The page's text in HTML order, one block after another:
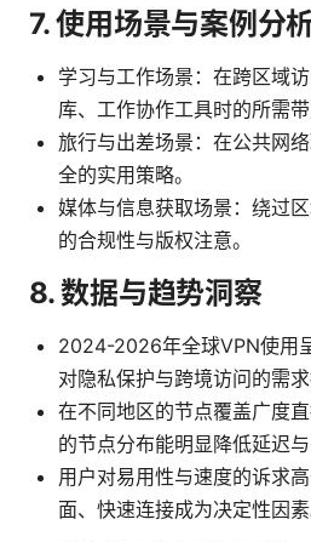
7. 使用场景与案例分
学习与工作场景：在跨区域
库、工作协作工具时的所需带
旅行与出差场景：在公共网
全的实用策略。
媒体与信息获取场景：绕过
的合规性与版权注意。
8. 数据与趋势洞察
2024-2026年全球VPN使用
对隐私保护与跨境访问的需求
在不同地区的节点覆盖广度
的节点分布能明显降低延迟与
用户对易用性与速度的诉求
面、快速连接成为决定性因素